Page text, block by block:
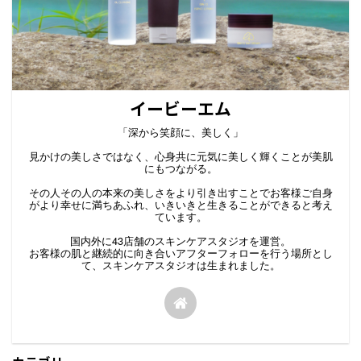
イービーエム
「深から笑顔に、美しく」
見かけの美しさではなく、心身共に元気に美しく輝くことが美肌
にもつながる。
その人その人の本来の美しさをより引き出すことでお客様ご自身
がより幸せに満ちあふれ、いきいきと生きることができると考え
ています。
国内外に43店舗のスキンケアスタジオを運営。
お客様の肌と継続的に向き合いアフターフォローを行う場所とし
て、スキンケアスタジオは生まれました。